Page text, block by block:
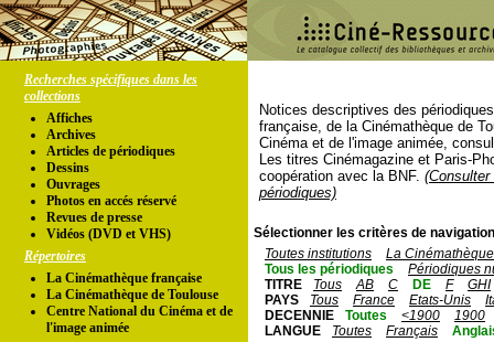
Recherches spécifiques dans les
collections
Affiches
Archives
Articles de périodiques
Dessins
Ouvrages
Photos en accés réservé
Revues de presse
Vidéos (DVD et VHS)
Répertoires
La Cinémathèque française
La Cinémathèque de Toulouse
Centre National du Cinéma et de
l'image animée
Notices descriptives des
française, de la Cinémathèque de
Cinéma et de l'image animée,
Les titres Cinémagazine et Paris-
coopération avec la BNF.
périodiques)
Sélectionner les critères de
Toutes institutions
La
Tous les périodiques
Périodiques
TITRE
Tous AB C DE F
GHI
PAYS
Tous France Etats-Unis
DECENNIE
Toutes <1900
1900
LANGUE
Toutes Français